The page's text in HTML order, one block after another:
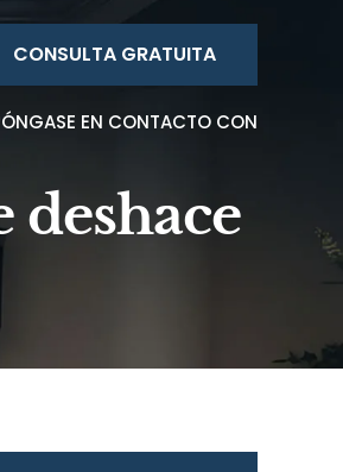
CONSULTA GRATUITA
EN CONTACTO CON
deshace